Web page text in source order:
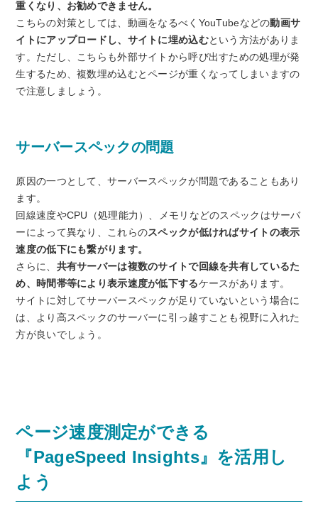
重くなり、お勧めできません。
こちらの対策としては、動画をなるべくYouTubeなどの動画サ
イトにアップロードし、サイトに埋め込むという方法がありま
す。ただし、こちらも外部サイトから呼び出すための処理が発
生するため、複数埋め込むとページが重くなってしまいますの
で注意しましょう。
サーバースペックの問題
原因の一つとして、サーバースペックが問題であることもあり
ます。
回線速度やCPU（処理能力）、メモリなどのスペックはサーバ
ーによって異なり、これらのスペックが低ければサイトの表示
速度の低下にも繋がります。
さらに、 共有サーバーは複数のサイトで回線を共有しているた
め、時間帯等により表示速度が低下するケースがあります。
サイトに対してサーバースペックが足りていないという場合に
は、より高スペックのサーバーに引っ越すことも視野に入れた
方が良いでしょう。
ページ速度測定ができる
『PageSpeed Insights』を活用し
よう